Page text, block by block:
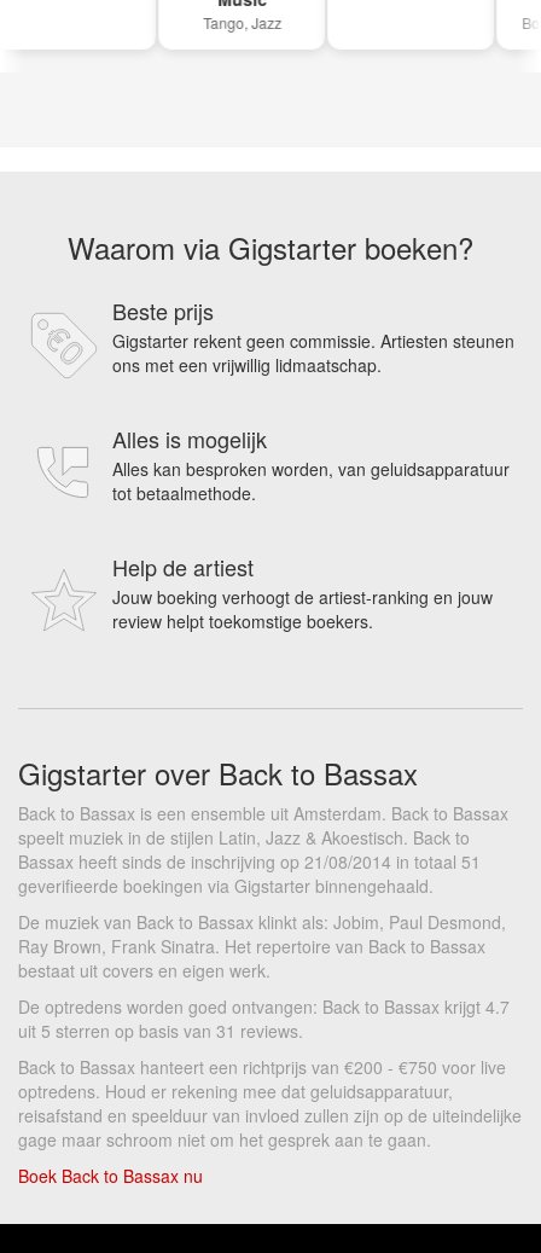
Tango, Jazz
Waarom via Gigstarter boeken?
Beste prijs
Gigstarter rekent geen commissie. Artiesten steunen
ons met een vrijwillig lidmaatschap.
Alles is mogelijk
Alles kan besproken worden, van geluidsapparatuur
tot betaalmethode.
Help de artiest
Jouw boeking verhoogt de artiest-ranking en jouw
review helpt toekomstige boekers.
Gigstarter over Back to Bassax
Back to Bassax is een ensemble uit Amsterdam. Back to Bassax
speelt muziek in de stijlen Latin, Jazz & Akoestisch. Back to
Bassax heeft sinds de inschrijving op 21/08/2014 in totaal 51
geverifieerde boekingen via Gigstarter binnengehaald.
De muziek van Back to Bassax klinkt als: Jobim, Paul Desmond,
Ray Brown, Frank Sinatra. Het repertoire van Back to Bassax
bestaat uit covers en eigen werk.
De optredens worden goed ontvangen: Back to Bassax krijgt 4.7
uit 5 sterren op basis van 31 reviews.
Back to Bassax hanteert een richtprijs van €200 - €750 voor live
optredens. Houd er rekening mee dat geluidsapparatuur,
reisafstand en speelduur van invloed zullen zijn op de uiteindelijke
gage maar schroom niet om het gesprek aan te gaan.
Boek Back to Bassax nu